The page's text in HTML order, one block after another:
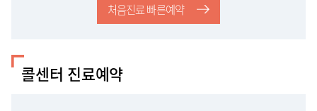
처음진료 빠른예약
콜센터 진료예약